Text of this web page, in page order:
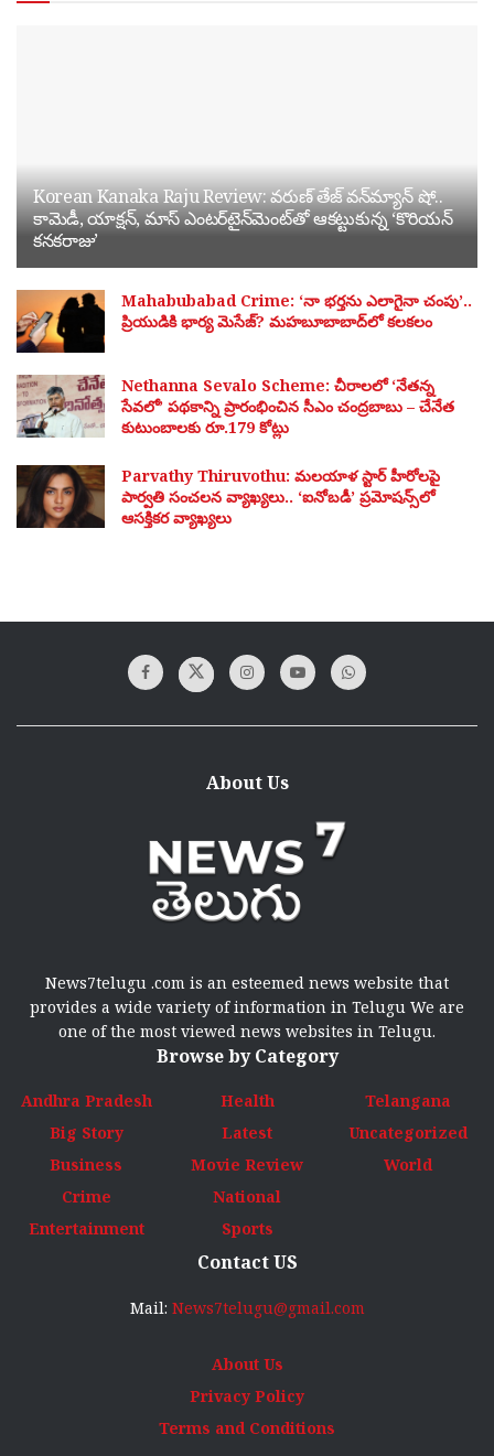
Korean Kanaka Raju Review: వరుణ్ తేజ్ వన్‌మ్యాన్ షో..
కామెడీ, యాక్షన్, మాస్ ఎంటర్‌టైన్‌మెంట్‌తో ఆకట్టుకున్న ‘కొరియన్
కనకరాజు’
Mahabubabad Crime: ‘నా భర్తను ఎలాగైనా చంపు’..
ప్రియుడికి భార్య మెసేజ్? మహబూబాబాద్‌లో కలకలం
Nethanna Sevalo Scheme: చీరాలలో ‘నేతన్న
సేవలో’ పథకాన్ని ప్రారంభించిన సీఎం చంద్రబాబు – చేనేత
కుటుంబాలకు రూ.179 కోట్లు
Parvathy Thiruvothu: మలయాళ స్టార్ హీరోలపై
పార్వతి సంచలన వ్యాఖ్యలు.. ‘ఐనోబడీ’ ప్రమోషన్స్‌లో
ఆసక్తికర వ్యాఖ్యలు
About Us
News7telugu .com is an esteemed news website that
provides a wide variety of information in Telugu We are
one of the most viewed news websites in Telugu.
Browse by Category
Andhra Pradesh
Big Story
Business
Crime
Entertainment
Health
Latest
Movie Review
National
Sports
Telangana
Uncategorized
World
Contact US
Mail: News7telugu@gmail.com
About Us
Privacy Policy
Terms and Conditions